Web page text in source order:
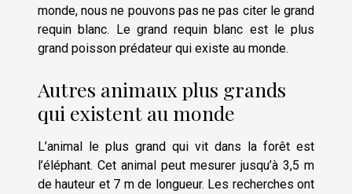
monde, nous ne pouvons pas ne pas citer le grand
requin blanc. Le grand requin blanc est le plus
grand poisson prédateur qui existe au monde.
Autres animaux plus grands
qui existent au monde
L’animal le plus grand qui vit dans la forêt est
l’éléphant. Cet animal peut mesurer jusqu’à 3,5 m
de hauteur et 7 m de longueur. Les recherches ont